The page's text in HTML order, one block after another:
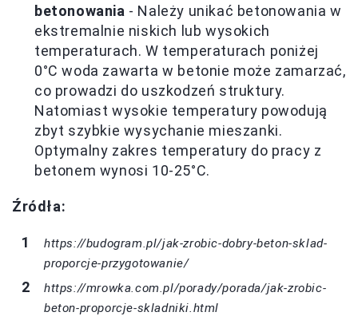
betonowania - Należy unikać betonowania w
ekstremalnie niskich lub wysokich
temperaturach. W temperaturach poniżej
0°C woda zawarta w betonie może zamarzać,
co prowadzi do uszkodzeń struktury.
Natomiast wysokie temperatury powodują
zbyt szybkie wysychanie mieszanki.
Optymalny zakres temperatury do pracy z
betonem wynosi 10-25°C.
Źródła:
https://budogram.pl/jak-zrobic-dobry-beton-sklad-
proporcje-przygotowanie/
https://mrowka.com.pl/porady/porada/jak-zrobic-
beton-proporcje-skladniki.html